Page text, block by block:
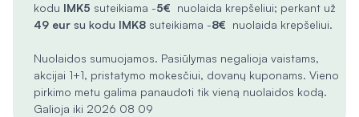
kodu IMK5 suteikiama -5€ nuolaida krepšeliui; perkant už
49 eur su kodu IMK8 suteikiama -8€ nuolaida krepšeliui.
Nuolaidos sumuojamos. Pasiūlymas negalioja vaistams,
akcijai 1+1, pristatymo mokesčiui, dovanų kuponams. Vieno
pirkimo metu galima panaudoti tik vieną nuolaidos kodą.
Galioja iki 2026 08 09